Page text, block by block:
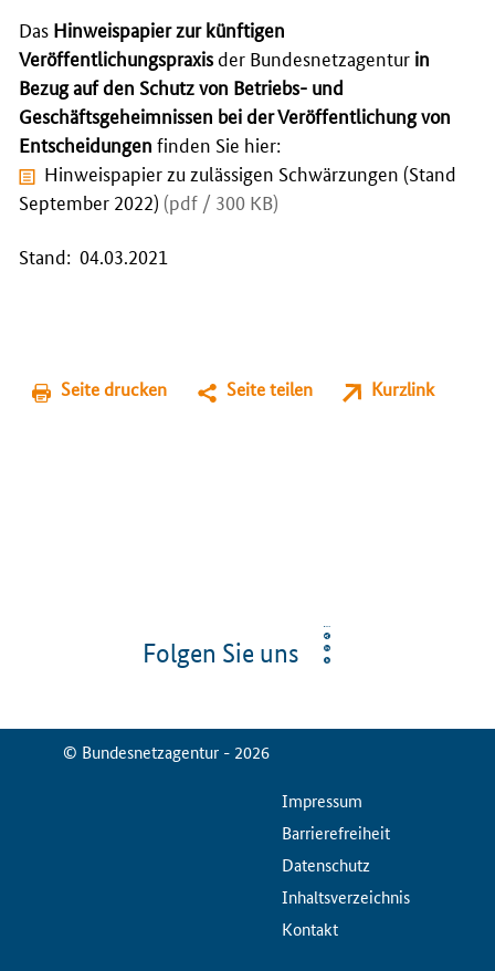
Das Hinweispapier zur künftigen
Veröffentlichungspraxisder Bundesnetzagentur in
Bezug auf den Schutz von Betriebs- und
Geschäftsgeheimnissen bei der Veröffentlichung von
Entscheidungen finden Sie hier:
Hinweispapier zu zulässigen Schwärzungen (Stand
September 2022) (pdf / 300 KB)
Stand: 04.03.2021
Seite drucken Seite teilen Kurzlink
Folgen Sie uns
© Bundesnetzagentur - 2026
ServiceMenuImpressum
Barrierefreiheit
Datenschutz
Inhaltsverzeichnis
Kontakt